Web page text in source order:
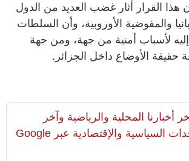
هذا القرار أثار غضب العديد من الدول
والمفوضية الأوروبية، وأن السلطات
لأسباب أمنية من جهة، ومن جهة
حقيقة الأوضاع داخل الجزائر.
أخبارنا المحلية والرياضية وآخر
المستجدات السياسية والإقتصادية عبر Google